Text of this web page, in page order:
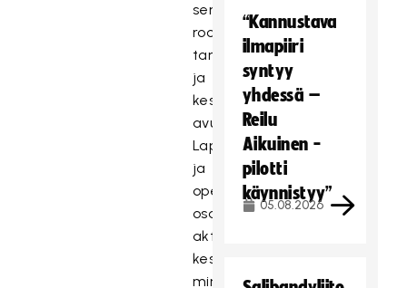
sen
roolista
tarinoiden
ja
keskustelujen
avulla.
Lapset
ja
opettajat
osallistuvat
aktiivisesti
keskusteluun,
minkä
“Kannustava
ilmapiiri
syntyy
yhdessä –
Reilu
Aikuinen -
pilotti
käynnistyy”
05.08.2026